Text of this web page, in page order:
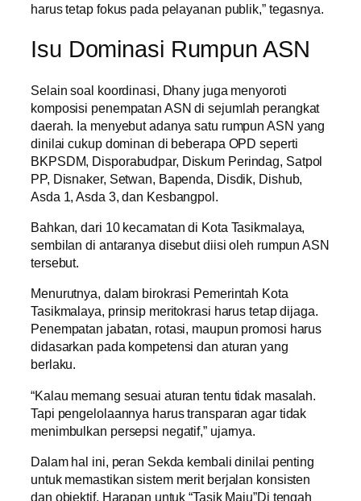
harus tetap fokus pada pelayanan publik,” tegasnya.
Isu Dominasi Rumpun ASN
Selain soal koordinasi, Dhany juga menyoroti
komposisi penempatan ASN di sejumlah perangkat
daerah. Ia menyebut adanya satu rumpun ASN yang
dinilai cukup dominan di beberapa OPD seperti
BKPSDM, Disporabudpar, Diskum Perindag, Satpol
PP, Disnaker, Setwan, Bapenda, Disdik, Dishub,
Asda 1, Asda 3, dan Kesbangpol.
Bahkan, dari 10 kecamatan di Kota Tasikmalaya,
sembilan di antaranya disebut diisi oleh rumpun ASN
tersebut.
Menurutnya, dalam birokrasi Pemerintah Kota
Tasikmalaya, prinsip meritokrasi harus tetap dijaga.
Penempatan jabatan, rotasi, maupun promosi harus
didasarkan pada kompetensi dan aturan yang
berlaku.
“Kalau memang sesuai aturan tentu tidak masalah.
Tapi pengelolaannya harus transparan agar tidak
menimbulkan persepsi negatif,” ujarnya.
Dalam hal ini, peran Sekda kembali dinilai penting
untuk memastikan sistem merit berjalan konsisten
dan objektif. Harapan untuk “Tasik Maju”Di tengah